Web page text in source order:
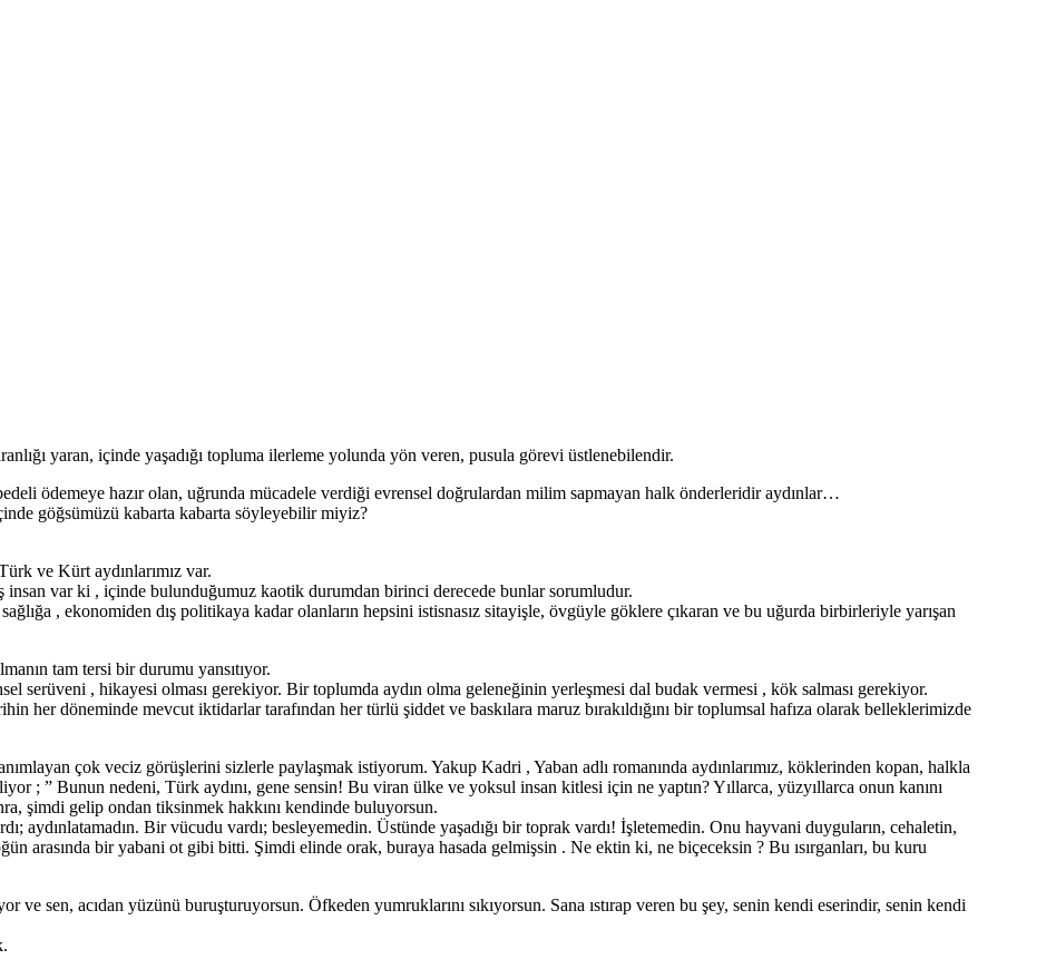
yaran, içinde yaşadığı topluma ilerleme yolunda yön veren, pusula görevi üstlenebilendir.
ödemeye hazır olan, uğrunda mücadele verdiği evrensel doğrulardan milim sapmayan halk önderleridir aydınlar…
göğsümüzü kabarta kabarta söyleyebilir miyiz?
ve Kürt aydınlarımız var.
insan var ki , içinde bulunduğumuz kaotik durumdan birinci derecede bunlar sorumludur.
, ekonomiden dış politikaya kadar olanların hepsini istisnasız sitayişle, övgüyle göklere çıkaran ve bu uğurda birbirleriyle yarışan
tam tersi bir durumu yansıtıyor.
serüveni , hikayesi olması gerekiyor. Bir toplumda aydın olma geleneğinin yerleşmesi dal budak vermesi , kök salması gerekiyor.
her döneminde mevcut iktidarlar tarafından her türlü şiddet ve baskılara maruz bırakıldığını bir toplumsal hafıza olarak belleklerimizde
çok veciz görüşlerini sizlerle paylaşmak istiyorum. Yakup Kadri , Yaban adlı romanında aydınlarımız, köklerinden kopan, halkla
; ” Bunun nedeni, Türk aydını, gene sensin! Bu viran ülke ve yoksul insan kitlesi için ne yaptın? Yıllarca, yüzyıllarca onun kanını
şimdi gelip ondan tiksinmek hakkını kendinde buluyorsun.
aydınlatamadın. Bir vücudu vardı; besleyemedin. Üstünde yaşadığı bir toprak vardı! İşletemedin. Onu hayvani duyguların, cehaletin,
arasında bir yabani ot gibi bitti. Şimdi elinde orak, buraya hasada gelmişsin . Ne ektin ki, ne biçeceksin ? Bu ısırganları, bu kuru
ve sen, acıdan yüzünü buruşturuyorsun. Öfkeden yumruklarını sıkıyorsun. Sana ıstırap veren bu şey, senin kendi eserindir, senin kendi